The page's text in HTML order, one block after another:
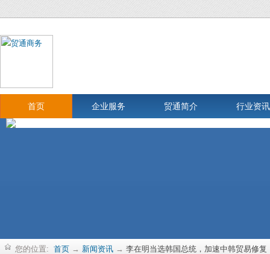
首页 企业服务 贸通简介 行业资讯
您的位置: 首页 → 新闻资讯 → 李在明当选韩国总统，加速中韩贸易修复